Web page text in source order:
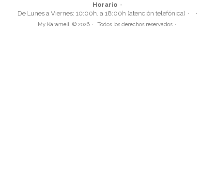
Toppers de Oblea Navidad para Dulces 20 ud
Horario
De Lunes a Viernes: 10:00h. a 18:00h (atención telefónica)
My Karamelli © 2026 Todos los derechos reservados